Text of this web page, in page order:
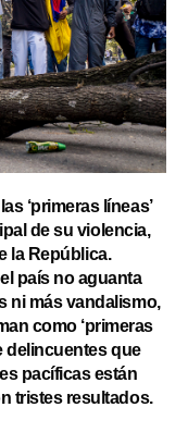
‘primeras líneas’
de su violencia,
la República.
país no aguanta
ni más vandalismo,
como ‘primeras
delincuentes que
pacíficas están
tristes resultados.